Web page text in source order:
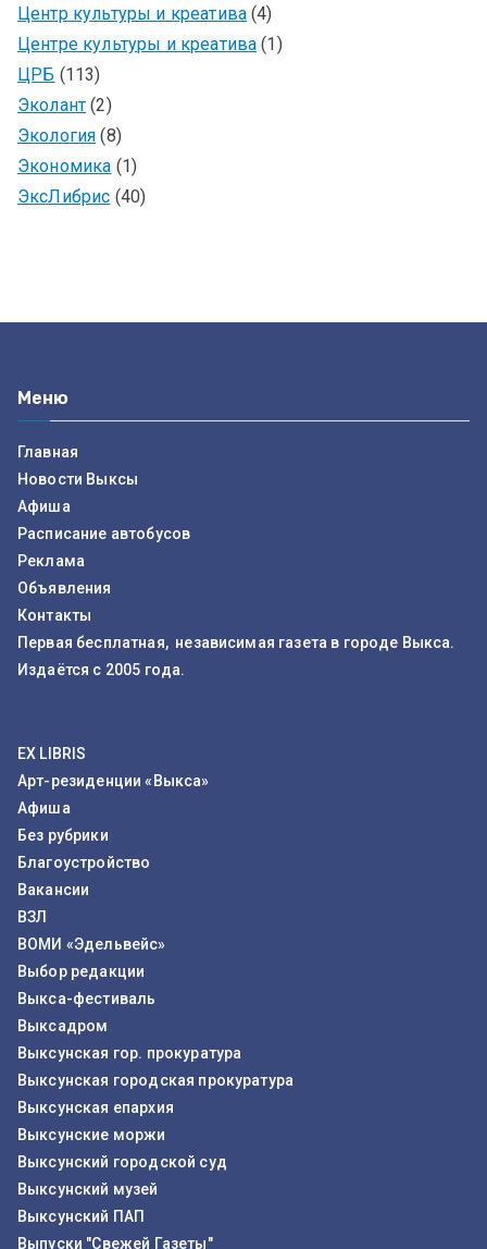
Центр культуры и креатива (4)
Центре культуры и креатива (1)
ЦРБ (113)
Эколант (2)
Экология (8)
Экономика (1)
ЭксЛибрис (40)
Меню
Главная
Новости Выксы
Афиша
Расписание автобусов
Реклама
Объявления
Контакты
Первая бесплатная, независимая газета в городе Выкса.
Издаётся с 2005 года.
EX LIBRIS
Арт-резиденции «Выкса»
Афиша
Без рубрики
Благоустройство
Вакансии
ВЗЛ
ВОМИ «Эдельвейс»
Выбор редакции
Выкса-фестиваль
Выксадром
Выксунская гор. прокуратура
Выксунская городская прокуратура
Выксунская епархия
Выксунские моржи
Выксунский городской суд
Выксунский музей
Выксунский ПАП
Выпуски "Свежей Газеты"